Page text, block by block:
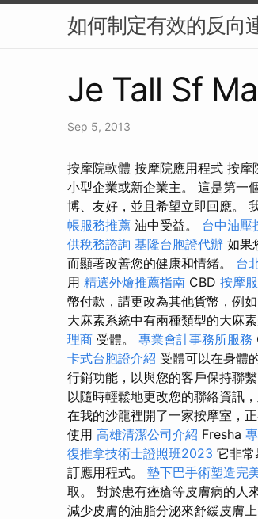
如何制定有效的反向
Je Tall Sf
Sep 5, 2013
按摩院軟體 按摩院應用程式 按
小型企業或新企業主。 這是第一
博、友好，並且希望立即回應。
帳服務推薦 油中受益。 台中油壓
供稅務諮詢 基隆台胞證代辦 如果
而顯著改善您的健康和情緒。 台
用 精選外燴推薦指南 CBD 按摩
幣付款，請更改為其他貨幣，例
大麻素系統中有兩種類型的大麻
理商 受體。 專業會計事務所服務
卡式台胞證介紹 受體可以在身體
行銷功能，以與您的客戶保持聯繫
以隨時輕鬆地更改您的聯絡資訊
在我的沙龍裡開了一家按摩室，
使用 高雄清潔公司介紹 Fresha
復推拿技術士證照班2023 它非
訂應用程式。 墊下巴手術塑造完
取。 對於患有痤瘡等皮膚病的人
減少皮膚的油脂分泌來舒緩皮膚